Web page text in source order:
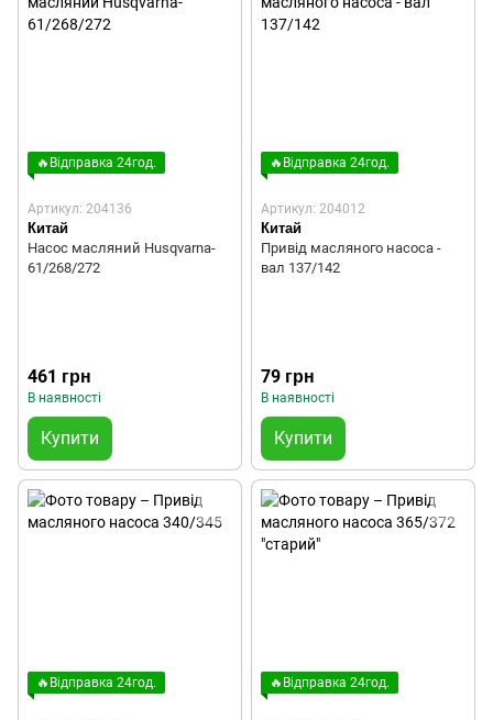
🔥Відправка 24год.
Артикул: 204136
Китай
Насос масляний Husqvarna-
61/268/272
461 грн
В наявності
Купити
🔥Відправка 24год.
Артикул: 204012
Китай
Привід масляного насоса -
вал 137/142
79 грн
В наявності
Купити
🔥Відправка 24год. 🔥Відправка 24год.